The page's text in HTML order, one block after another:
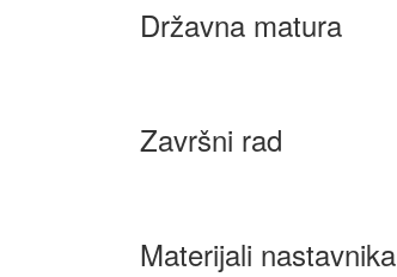
Državna matura
Završni rad
Materijali nastavnika